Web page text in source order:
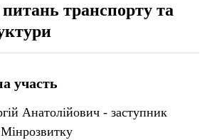
питань транспорту та
участь
Анатолійович - заступник